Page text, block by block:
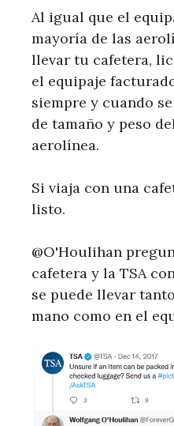
Al igual que el
mayoría de las
llevar tu cafetera,
el equipaje
siempre y cuando
de tamaño y peso
aerolínea.
Si viaja con una
listo.
@O'Houlihan
cafetera y la TSA
se puede llevar
mano como en el